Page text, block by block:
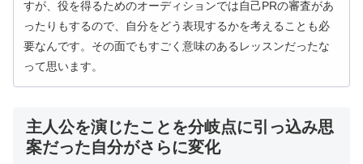
すが、役を得るためのオーディションでは自己PRの審査があ
ったりもするので、自分をどう表現するかを考えることも必
要なんです。その面でもすごく意味のあるレッスンだったな
って思います。
主人公を演じたことを分岐点に引っ込み思
案だった自分がさらに変化